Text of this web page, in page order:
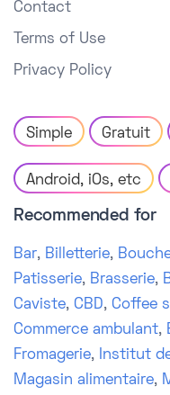
Contact
Terms of Use
Privacy Policy
Simple Gratuit
Android, iOs, etc
Recommended for
Bar, Billetterie,
Patisserie, Brasserie,
Caviste, CBD, Coffee
Commerce ambulant,
Fromagerie, Institut
Magasin alimentaire,